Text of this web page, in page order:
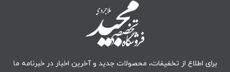
برای اطلاع از تخفیفات، محصولات جدید و آخرین اخبار در خبرنامه ما